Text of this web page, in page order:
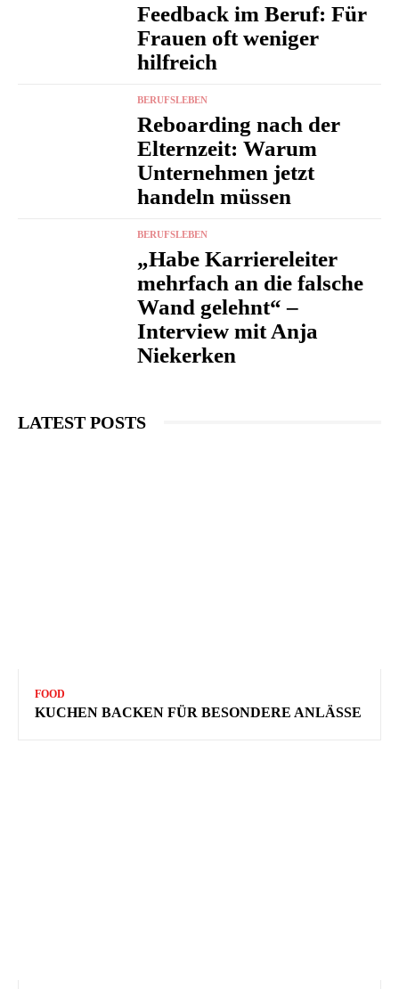
Feedback im Beruf: Für
Frauen oft weniger
hilfreich
BERUFSLEBEN
Reboarding nach der
Elternzeit: Warum
Unternehmen jetzt
handeln müssen
BERUFSLEBEN
„Habe Karriereleiter
mehrfach an die falsche
Wand gelehnt“ –
Interview mit Anja
Niekerken
LATEST POSTS
FOOD
KUCHEN BACKEN FÜR BESONDERE ANLÄSSE